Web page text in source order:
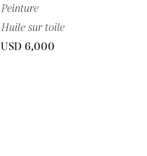
Peinture
Huile sur toile
USD 6,000